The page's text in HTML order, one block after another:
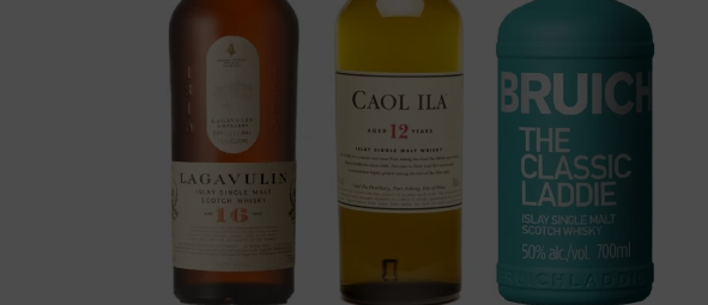
Nad 650 Kč
Do 250 Kč
Nad 650 Kč
Nad 650 Kč